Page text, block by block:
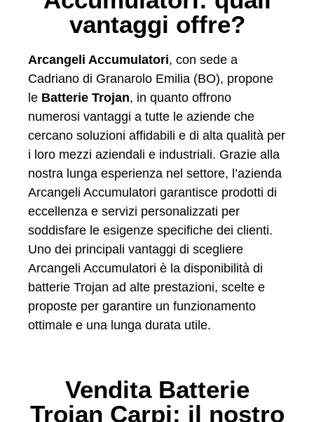
vantaggi offre?
Arcangeli Accumulatori, con sede a
Cadriano di Granarolo Emilia (BO), propone
le Batterie Trojan, in quanto offrono
numerosi vantaggi a tutte le aziende che
cercano soluzioni affidabili e di alta qualità per
i loro mezzi aziendali e industriali. Grazie alla
nostra lunga esperienza nel settore, l’azienda
Arcangeli Accumulatori garantisce prodotti di
eccellenza e servizi personalizzati per
soddisfare le esigenze specifiche dei clienti.
Uno dei principali vantaggi di scegliere
Arcangeli Accumulatori è la disponibilità di
batterie Trojan ad alte prestazioni, scelte e
proposte per garantire un funzionamento
ottimale e una lunga durata utile.
Vendita Batterie
Trojan Carpi: il nostro